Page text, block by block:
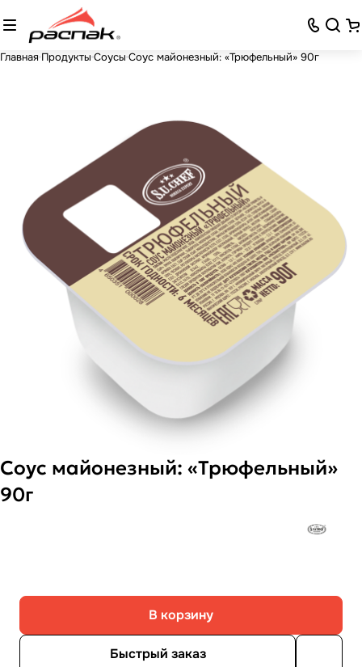
Главная Продукты Соусы Соус майонезный: «Трюфельный» 90г
Соус майонезный: «Трюфельный»
90г
В корзину
Быстрый заказ